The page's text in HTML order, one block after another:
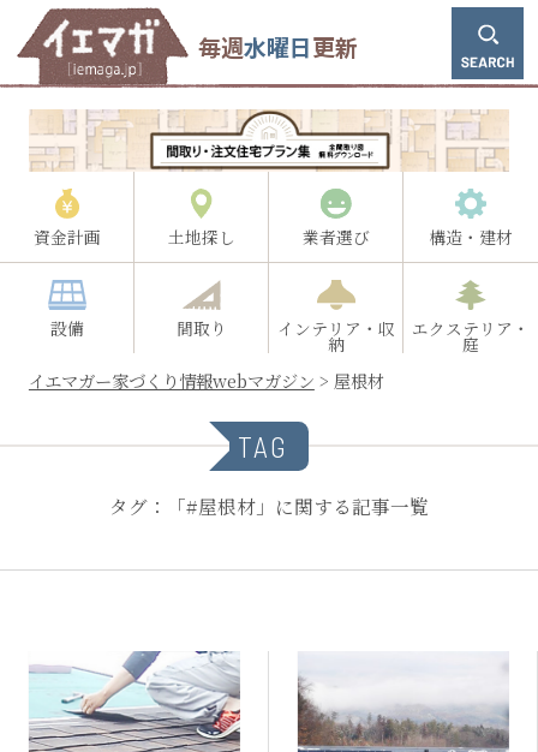
毎週水曜日更新
資金計画 土地探し 業者選び 構造・建材
設備 間取り インテリア・収
納
エクステリア・
庭
イエマガー家づくり情報webマガジン > 屋根材
TAG
タグ：「#屋根材」に関する記事一覧